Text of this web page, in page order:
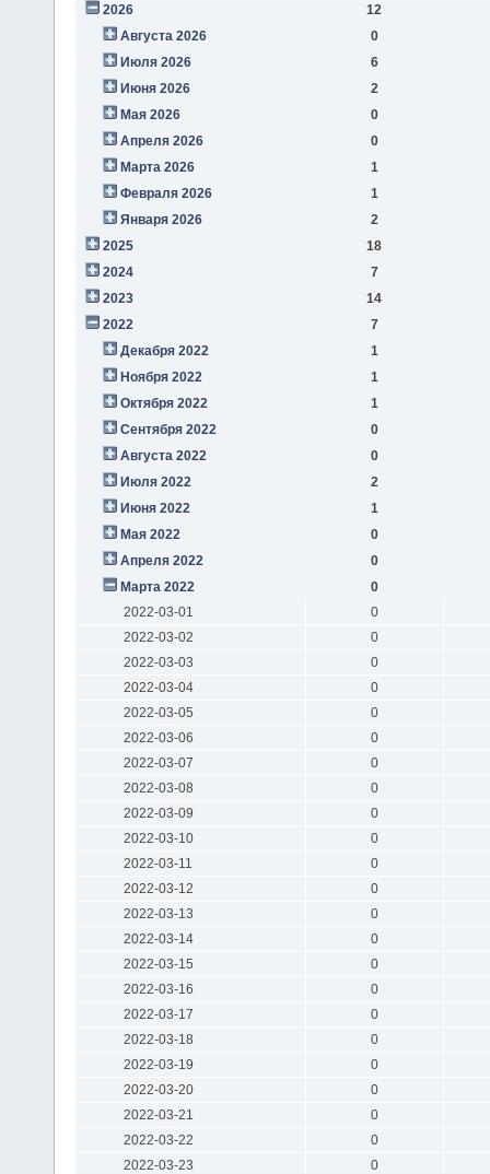
2026
12
Августа 2026
0
Июля 2026
6
Июня 2026
2
Мая 2026
0
Апреля 2026
0
Марта 2026
1
Февраля 2026
1
Января 2026
2
2025
18
2024
7
2023
14
2022
7
Декабря 2022
1
Ноября 2022
1
Октября 2022
1
Сентября 2022
0
Августа 2022
0
Июля 2022
2
Июня 2022
1
Мая 2022
0
Апреля 2022
0
Марта 2022
0
2022-03-01
0
2022-03-02
0
2022-03-03
0
2022-03-04
0
2022-03-05
0
2022-03-06
0
2022-03-07
0
2022-03-08
0
2022-03-09
0
2022-03-10
0
2022-03-11
0
2022-03-12
0
2022-03-13
0
2022-03-14
0
2022-03-15
0
2022-03-16
0
2022-03-17
0
2022-03-18
0
2022-03-19
0
2022-03-20
0
2022-03-21
0
2022-03-22
0
2022-03-23
0